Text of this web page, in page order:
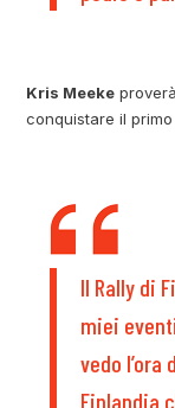
Kris Meeke
conquistare il
Il Rally di
miei
vedo l’ora
Finlandia